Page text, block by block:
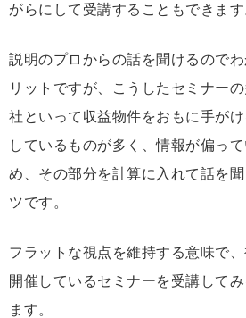
がらにして受講することもできます
説明のプロからの話を聞けるので
リットですが、こうしたセミナー
社といって収益物件をおもに手が
しているものが多く、情報が偏っ
め、その部分を計算に入れて話を
ツです。
フラットな視点を維持する意味で
開催しているセミナーを受講して
ます。